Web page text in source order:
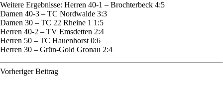
Weitere Ergebnisse: Herren 40-1 – Brochterbeck 4:5
Damen 40-3 – TC Nordwalde 3:3
Damen 30 – TC 22 Rheine 1 1:5
Herren 40-2 – TV Emsdetten 2:4
Herren 50 – TC Hauenhorst 0:6
Herren 30 – Grün-Gold Gronau 2:4
Vorheriger Beitrag